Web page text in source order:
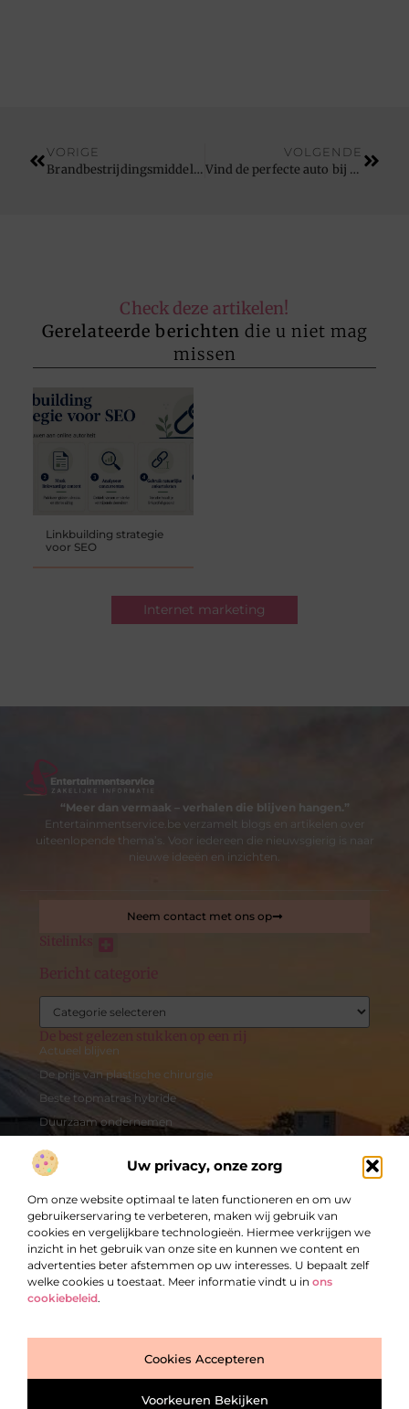
Uw privacy, onze zorg
Om onze website optimaal te laten functioneren en om uw
gebruikerservaring te verbeteren, maken wij gebruik van
cookies en vergelijkbare technologieën. Hiermee verkrijgen we
inzicht in het gebruik van onze site en kunnen we content en
advertenties beter afstemmen op uw interesses. U bepaalt zelf
welke cookies u toestaat. Meer informatie vindt u in ons
cookiebeleid.
Cookies Accepteren
Voorkeuren Bekijken
Top
VORIGE
Brandbestrijdingsmiddelen haalt u bij deze vakkundige specialist
VOLGENDE
Vind de perfecte auto bij deze autogarage in Brugge
Check deze artikelen!
Gerelateerde berichten die u niet mag
missen
Linkbuilding strategie
voor SEO
Internet marketing
“Meer dan vermaak – verhalen die blijven hangen.”
Entertainmentservice.be verzamelt blogs en artikelen over
uiteenlopende thema’s. Voor iedereen die nieuwsgierig is naar
nieuwe ideeën en inzichten.
Sitelinks
De best gelezen stukken op een rij
Actueel blijven
De prijs van plastische chirurgie
Beste topmatras hybride
Duurzaam ondernemen
backlink deals
Bericht categorie
Neem contact met ons op
@2025 -www.entertainmentservice.be.All Right Reserved.